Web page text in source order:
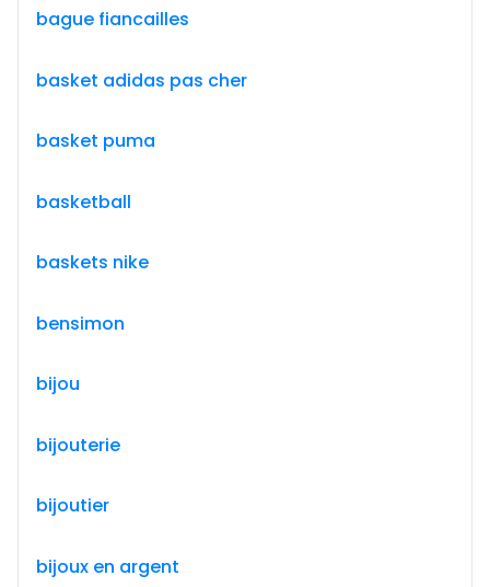
bague fiancailles
basket adidas pas cher
basket puma
basketball
baskets nike
bensimon
bijou
bijouterie
bijoutier
bijoux en argent